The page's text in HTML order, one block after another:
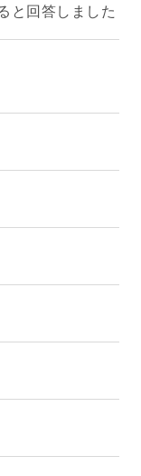
と回答しました